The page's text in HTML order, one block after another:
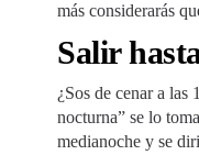
más considerarás
Salir
¿Sos de cenar a
nocturna” se lo
medianoche y se